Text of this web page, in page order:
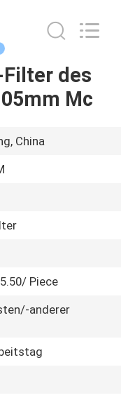
des
Mc
China
Piece
anderer